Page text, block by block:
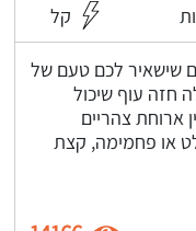
קל
שישאיר לכם טעם של
חזה עוף שיכול
ארוחת צהריים
או פחמימה, קצת